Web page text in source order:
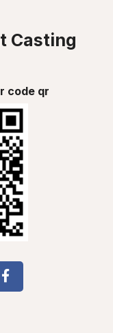
Casting
code qr